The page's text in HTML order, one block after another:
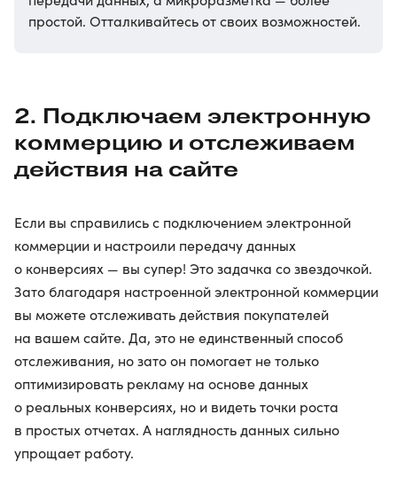
простой. Отталкивайтесь от своих возможностей.
2. Подключаем электронную
коммерцию и отслеживаем
действия на сайте
Если вы справились с подключением электронной
коммерции и настроили передачу данных
о конверсиях — вы супер! Это задачка со звездочкой.
Зато благодаря настроенной электронной коммерции
вы можете отслеживать действия покупателей
на вашем сайте. Да, это не единственный способ
отслеживания, но зато он помогает не только
оптимизировать рекламу на основе данных
о реальных конверсиях, но и видеть точки роста
в простых отчетах. А наглядность данных сильно
упрощает работу.